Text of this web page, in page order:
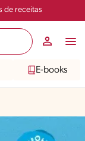
de receitas
E-books